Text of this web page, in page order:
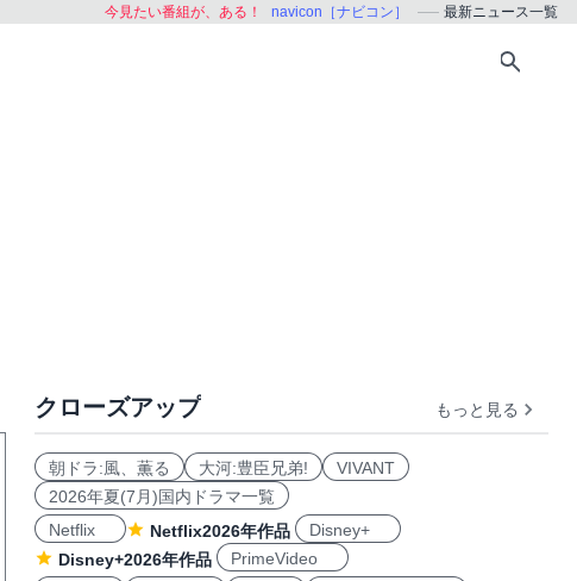
今見たい番組が、ある！ navicon［ナビコン］ 最新ニュース一覧
クローズアップ もっと見る
朝ドラ:風、薫る 大河:豊臣兄弟!
VIVANT
2026年夏(7月)国内ドラマ一覧
Netflix
Netflix2026年作品
Disney+
Disney+2026年作品
PrimeVideo